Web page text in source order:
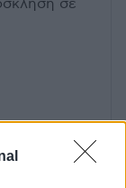
σε
μπάσο